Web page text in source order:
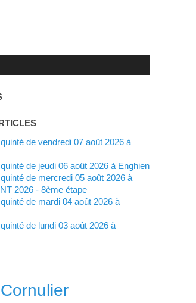
quinté de jeudi 06 août 2026 à Enghien
2026 - 8ème étape
Cornulier